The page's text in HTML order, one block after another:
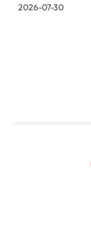
2026-07-30